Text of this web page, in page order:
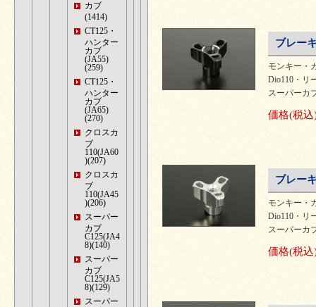
カブ
(1414)
CT125・
ハンター
カブ
(JA55)
(259)
CT125・
ハンター
カブ
(JA65)
(270)
クロスカ
ブ
110(JA60
)(207)
クロスカ
ブ
110(JA45
)(206)
スーパー
カブ
C125(JA4
8)(140)
スーパー
カブ
C125(JA5
8)(129)
スーパー
ブレー
モンキー・
Dio110・リ
スーパーカ
価格(税込
ブレー
モンキー・
Dio110・リ
スーパーカ
価格(税込